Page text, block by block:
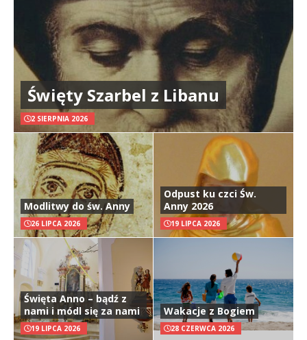
Święty Szarbel z Libanu
2 SIERPNIA 2026
Modlitwy do św. Anny
26 LIPCA 2026
Odpust ku czci Św.
Anny 2026
19 LIPCA 2026
Święta Anno – bądź z
nami i módl się za nami
19 LIPCA 2026
Wakacje z Bogiem
28 CZERWCA 2026